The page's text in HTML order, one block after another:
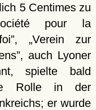
5 Centimes zu
pour la
,
Verein zur
, auch Lyoner
spielte bald
Rolle in der
er wurde